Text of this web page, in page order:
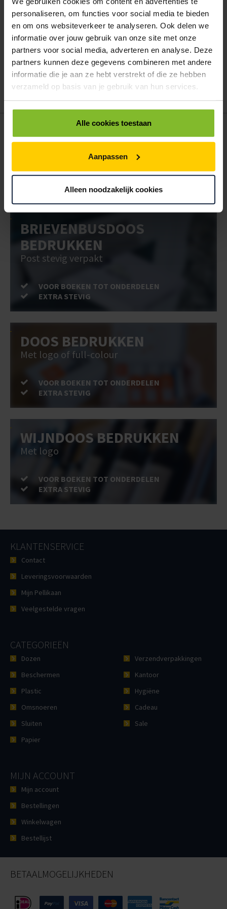
personaliseren, om functies voor social media te bieden
en om ons websiteverkeer te analyseren. Ook delen we
informatie over jouw gebruik van onze site met onze
partners voor social media, adverteren en analyse. Deze
partners kunnen deze gegevens combineren met andere
informatie die je aan ze hebt verstrekt of die ze hebben
verzameld op basis van je gebruik van hun services.
Alle cookies toestaan
Aanpassen
Alleen noodzakelijk cookies
Hoe werkt een bestellijst?
Wanneer u bent ingelogd, kunt u een eigen bestellijst maken.
Gebruik bestel- en offertelijsten om eenvoudig en snel producten
te bestellen. Uw bestel- en offertelijsten kunt u terugvinden in uw
account. Dat pakt altijd goed uit voor uw administratie!
POSTDOOS BEDRUKKEN
Voor een veilige verzending
VOOR BOEKEN TOT ONDERDELEN
BRIEVENBUSDOOS
BEDRUKKEN
Post stevig verpakt
VOOR BOEKEN TOT ONDERDELEN
EXTRA STEVIG
DOOS BEDRUKKEN
Met logo of full-colour
VOOR BOEKEN TOT ONDERDELEN
EXTRA STEVIG
WIJNDOOS BEDRUKKEN
Met logo
VOOR BOEKEN TOT ONDERDELEN
EXTRA STEVIG
KLANTENSERVICE
Contact
Leveringsvoorwaarden
Mijn Pellikaan
Veelgestelde vragen
CATEGORIEËN
Dozen
Beschermen
Plastic
Omsnoeren
Sluiten
Papier
Verzendverpakkingen
Kantoor
Hygiëne
Cadeau
Sale
MIJN ACCOUNT
Mijn account
Bestellingen
Winkelwagen
Bestellijst
BETAALMOGELIJKHEDEN